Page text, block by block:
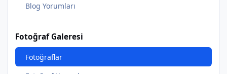
Blog Yorumları
Fotoğraf Galeresi
Fotoğraflar